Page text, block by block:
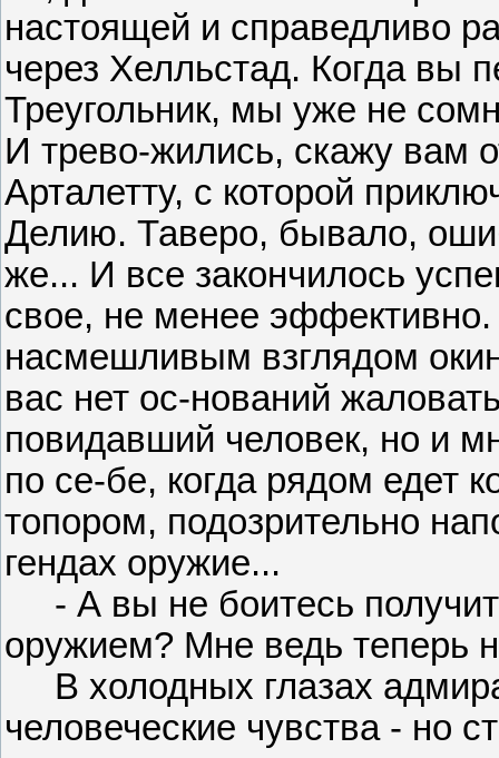
настоящей и справедливо
через Хелльстад. Когда вы
Треугольник, мы уже не
И трево-жились, скажу вам
Арталетту, с которой
Делию. Таверо, бывало,
же... И все закончилось
свое, не менее
насмешливым взглядом
вас нет ос-нований
повидавший человек, но и
по се-бе, когда рядом едет
топором, подозрительно
гендах оружие...
- А вы не боитесь
оружием? Мне ведь теперь
В холодных глазах
человеческие чувства - но